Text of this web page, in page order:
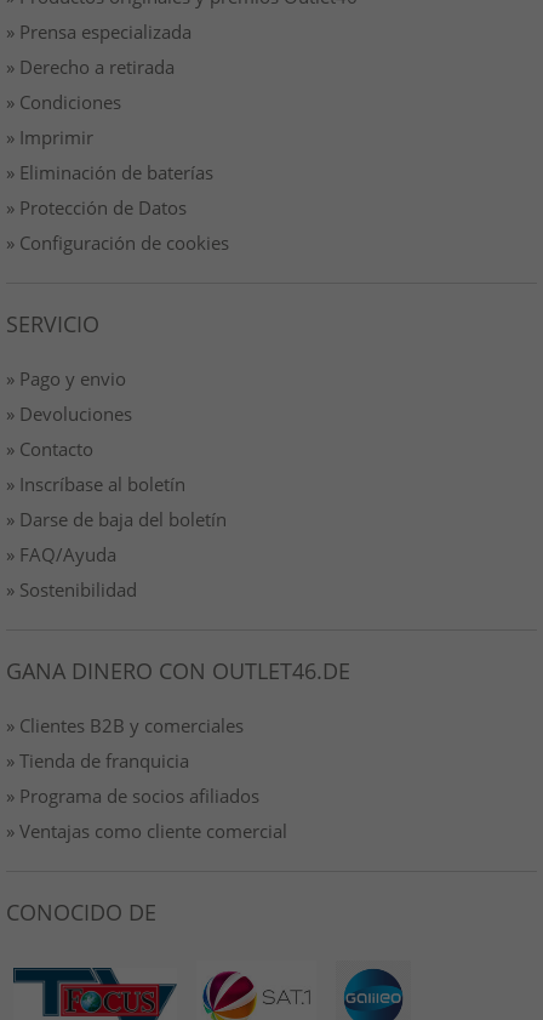
» Prensa especializada
» Derecho a retirada
» Condiciones
» Imprimir
» Eliminación de baterías
» Protección de Datos
» Configuración de cookies
SERVICIO
» Pago y envio
» Devoluciones
» Contacto
» Inscríbase al boletín
» Darse de baja del boletín
» FAQ/Ayuda
» Sostenibilidad
GANA DINERO CON OUTLET46.DE
» Clientes B2B y comerciales
» Tienda de franquicia
» Programa de socios afiliados
» Ventajas como cliente comercial
CONOCIDO DE